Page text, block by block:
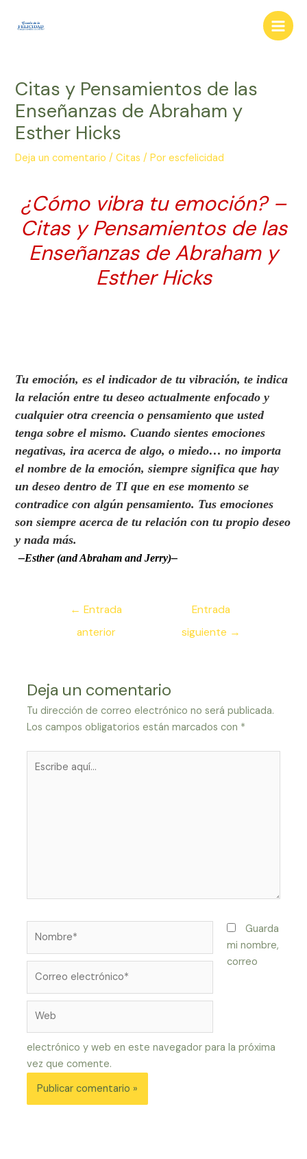
Main
Citas y Pensamientos de las
Enseñanzas de Abraham y
Esther Hicks
Deja un comentario /Citas / Porescfelicidad
¿Cómo vibra tu emoción? –
Citas y Pensamientos de las
Enseñanzas de Abraham y
Esther Hicks
Tu emoción, es el indicador de tu vibración, te indica
la relación entre tu deseo actualmente enfocado y
cualquier otra creencia o pensamiento que usted
tenga sobre el mismo. Cuando sientes emociones
negativas, ira acerca de algo, o miedo… no importa
el nombre de la emoción, siempre significa que hay
un deseo dentro de TI que en ese momento se
contradice con algún pensamiento. Tus emociones
son siempre acerca de tu relación con tu propio deseo
y nada más.
–Esther (and Abraham andJerry)–
Navegación
entradas
← Entrada
anterior
Entrada
siguiente →
Deja un comentario
Tu dirección de correo electrónico no será publicada.
Los campos obligatorios están marcados con *
aquí...
electrónico*
Guarda
mi nombre,
correo
electrónico y web en este navegador para la próxima
vez que comente.